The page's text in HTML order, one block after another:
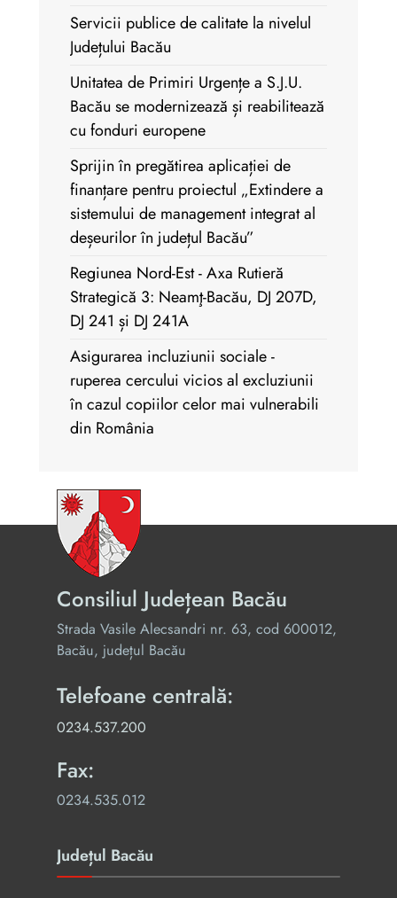
Servicii publice de calitate la nivelul
Județului Bacău
Unitatea de Primiri Urgențe a S.J.U.
Bacău se modernizează și reabilitează
cu fonduri europene
Sprijin în pregătirea aplicației de
finanțare pentru proiectul „Extindere a
sistemului de management integrat al
deșeurilor în județul Bacău”
Regiunea Nord-Est - Axa Rutieră
Strategică 3: Neamţ-Bacău, DJ 207D,
DJ 241 și DJ 241A
Asigurarea incluziunii sociale -
ruperea cercului vicios al excluziunii
în cazul copiilor celor mai vulnerabili
din România
Consiliul Județean Bacău
Strada Vasile Alecsandri nr. 63, cod 600012,
Bacău, județul Bacău
Telefoane centrală:
0234.537.200
Fax:
0234.535.012
Județul Bacău